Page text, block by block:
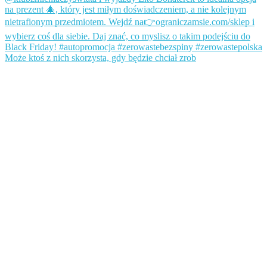
Może ktoś z nich skorzysta, gdy będzie chciał zrob